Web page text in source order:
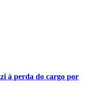
à perda do cargo por